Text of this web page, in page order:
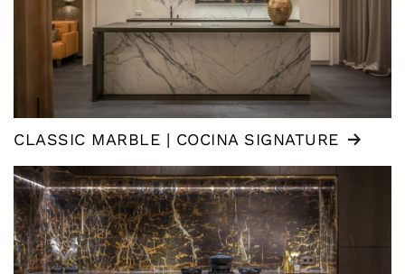
CLASSIC MARBLE | COCINA SIGNATURE